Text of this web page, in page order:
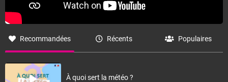
Recommandées Récents Populaires
À quoi sert la météo ?